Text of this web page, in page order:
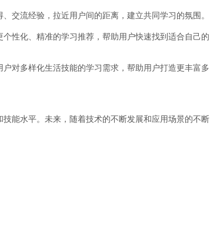
交流经验，拉近用户间的距离，建立共同学习的氛围。
性化、精准的学习推荐，帮助用户快速找到适合自己的
对多样化生活技能的学习需求，帮助用户打造更丰富多
能水平。未来，随着技术的不断发展和应用场景的不断